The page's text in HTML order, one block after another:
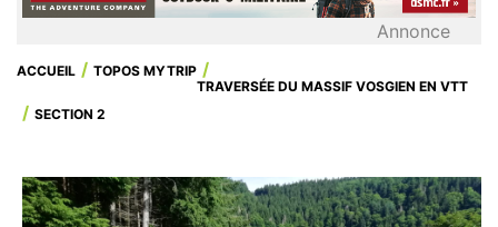
Annonce
ACCUEIL
TOPOS MYTRIP
TRAVERSÉE DU MASSIF VOSGIEN EN VTT
SECTION 2